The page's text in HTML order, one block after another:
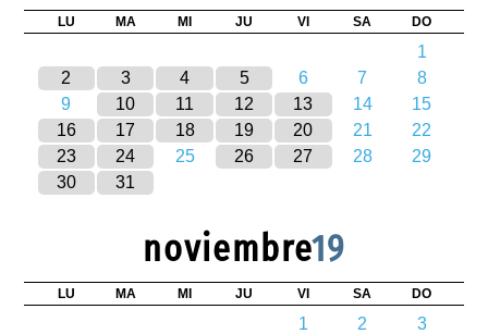
LU MA MI JU VI SA DO
1
2
3 4 5 6 7
8
9
10 11 12 13 14
15
16
17 18 19 20 21
22
23
24 25 26 27 28
29
30
31
noviembre19
LU MA MI JU VI SA DO
1 2
3